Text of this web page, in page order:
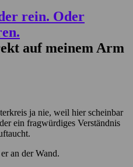
auf meinem Arm
ja nie, weil hier scheinbar
ein fragwürdiges Verständnis
an der Wand.